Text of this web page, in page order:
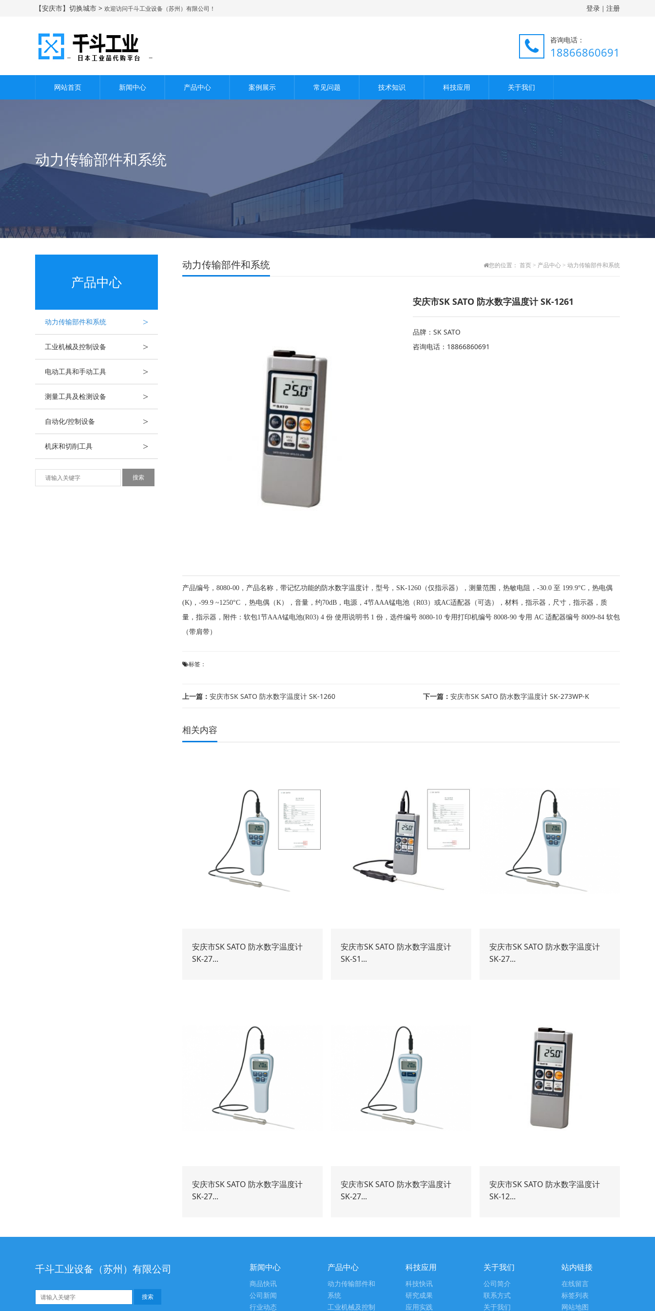
【安庆市】切换城市 > 欢迎访问千斗工业设备（苏州）有限公司！ 登录 | 注册
咨询电话：
18866860691
网站首页 新闻中心 产品中心 案例展示 常见问题 技术知识 科技应用 关于我们
动力传输部件和系统
产品中心
动力传输部件和系统 >
工业机械及控制设备 >
电动工具和手动工具 >
测量工具及检测设备 >
自动化/控制设备 >
机床和切削工具 >
动力传输部件和系统 您的位置： 首页 > 产品中心 > 动力传输部件和系统
安庆市SK SATO 防水数字温度计 SK-1261
品牌：SK SATO
咨询电话：18866860691
产品编号，8080-00，产品名称，带记忆功能的防水数字温度计，型号，SK-1260（仅指示器），测量范围，热敏电阻，-30.0 至 199.9°C，热电偶
(K)，-99.9 ~1250°C ，热电偶（K），音量，约70dB，电源，4节AAA锰电池（R03）或AC适配器（可选），材料，指示器，尺寸，指示器，质
量，指示器，附件：软包1节AAA锰电池(R03) 4 份 使用说明书 1 份，选件编号 8080-10 专用打印机编号 8008-90 专用 AC 适配器编号 8009-84 软包
（带肩带）
标签：
上一篇： 安庆市SK SATO 防水数字温度计 SK-1260 下一篇： 安庆市SK SATO 防水数字温度计 SK-273WP-K
相关内容
安庆市SK SATO 防水数字温度计
SK-27...
安庆市SK SATO 防水数字温度计
SK-S1...
安庆市SK SATO 防水数字温度计
SK-27...
安庆市SK SATO 防水数字温度计
SK-27...
安庆市SK SATO 防水数字温度计
SK-27...
安庆市SK SATO 防水数字温度计
SK-12...
千斗工业设备（苏州）有限公司 新闻中心
商品快讯
公司新闻
行业动态
产品中心
动力传输部件和
系统
工业机械及控制
科技应用
科技快讯
研究成果
应用实践
关于我们
公司简介
联系方式
关于我们
站内链接
在线留言
标签列表
网站地图